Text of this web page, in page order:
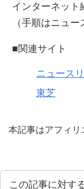
インターネット
（手順はニュ
■関連サイト
ニュース
東芝
本記事はアフィ